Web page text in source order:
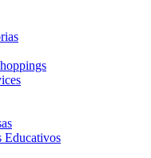
Educativos